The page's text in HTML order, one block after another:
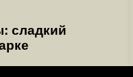
сладкий